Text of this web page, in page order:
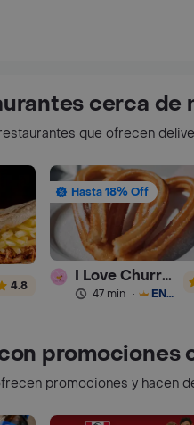
cerca de
que ofrecen
4.8
Hasta 18% Off
I Love Churros 95
47 min · ENVÍO GRATIS
promociones
promociones y hacen